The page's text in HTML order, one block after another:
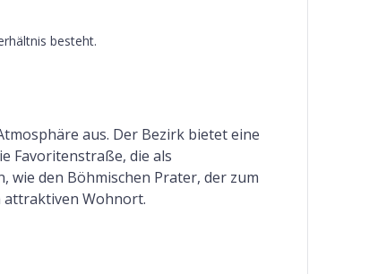
besteht.
aus. Der Bezirk bietet eine
Favoritenstraße, die als
wie den Böhmischen Prater, der zum
attraktiven Wohnort.